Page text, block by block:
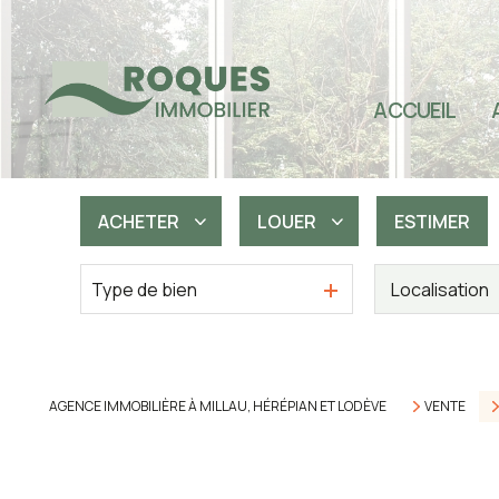
ACCUEIL
ACHETER
De l'ancien
LOUER
à l'année
ESTIMER
Type de bien
AGENCE IMMOBILIÈRE À MILLAU, HÉRÉPIAN ET LODÈVE VENTE